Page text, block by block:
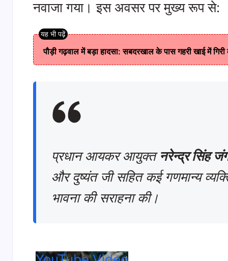
नवाजा गया। इस अवसर पर मुख्य रूप से:
पौड़ी गढ़वाल में बड़ा हादसा: सबदरखाल के पास गहरी खाई में
​प्रधान आयकर आयुक्तनरेन्द्र सिंह
और दुष्यंत जी सहित कई गणमान्य
भावना की सराहना की।